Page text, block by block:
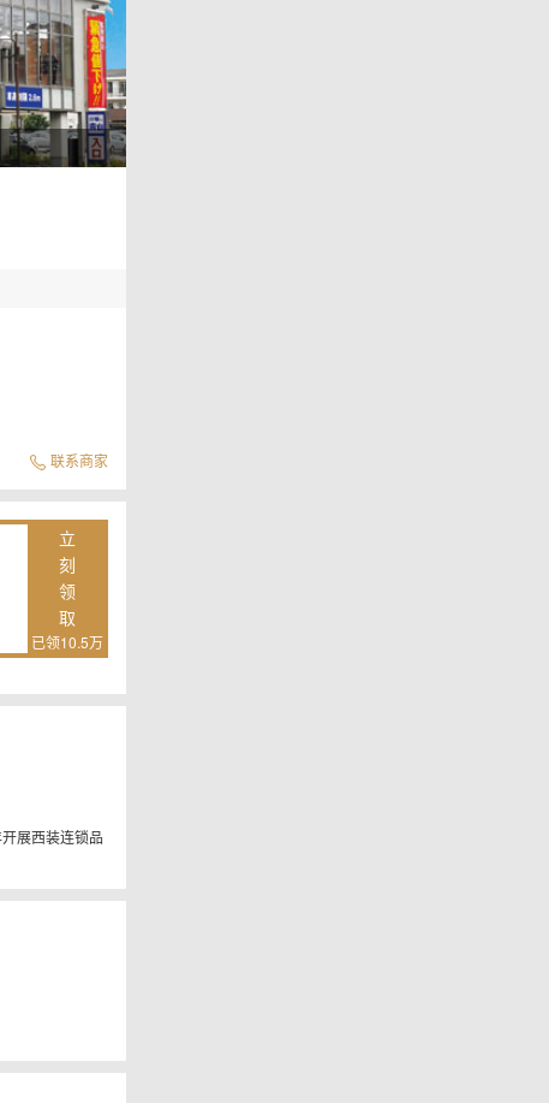
联系商家
立
刻
领
取
已领10.5万
展西装连锁品